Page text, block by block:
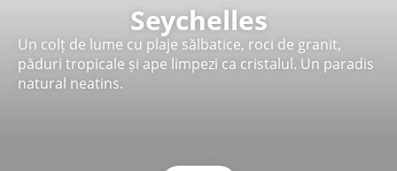
Seychelles
Un colț de lume cu plaje sălbatice, roci de granit,
păduri tropicale și ape limpezi ca cristalul. Un paradis
natural neatins.